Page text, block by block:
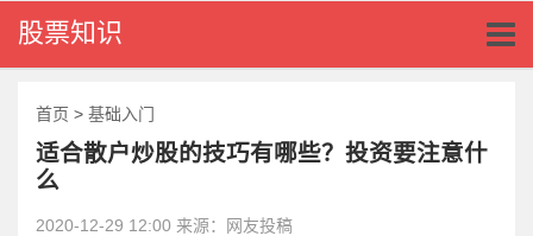
股票知识
首页 > 基础入门
适合散户炒股的技巧有哪些？投资要注意什
么
2020-12-29 12:00 来源：网友投稿